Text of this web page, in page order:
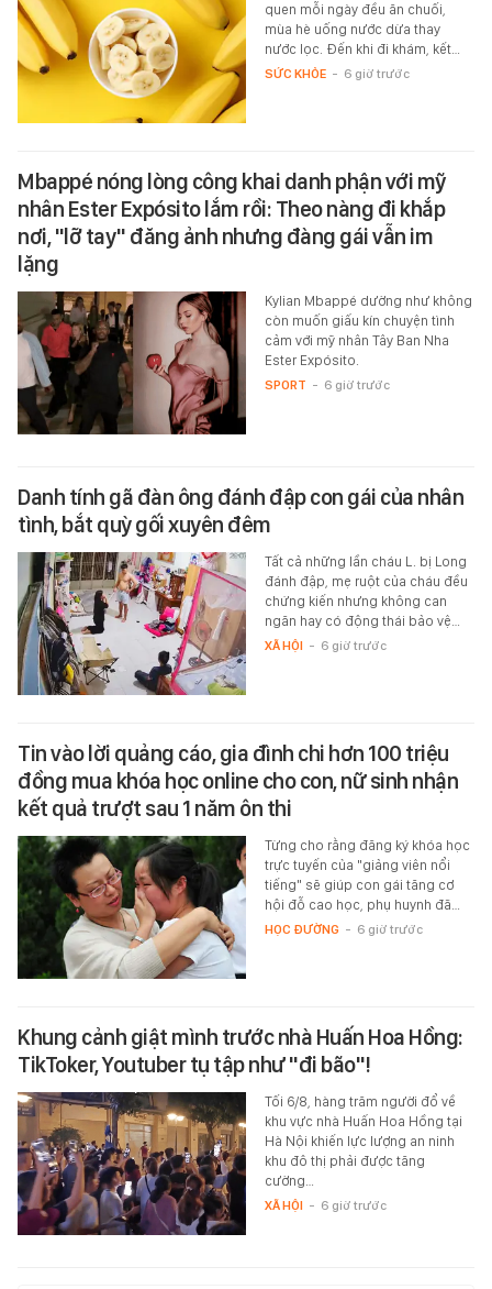
quen mỗi ngày đều ăn chuối,
mùa hè uống nước dừa thay
nước lọc. Đến khi đi khám, kết…
SỨC KHỎE - 6 giờ trước
Mbappé nóng lòng công khai danh phận với mỹ
nhân Ester Expósito lắm rồi: Theo nàng đi khắp
nơi, "lỡ tay" đăng ảnh nhưng đàng gái vẫn im
lặng
Kylian Mbappé dường như không
còn muốn giấu kín chuyện tình
cảm với mỹ nhân Tây Ban Nha
Ester Expósito.
SPORT - 6 giờ trước
Danh tính gã đàn ông đánh đập con gái của nhân
tình, bắt quỳ gối xuyên đêm
Tất cả những lần cháu L. bị Long
đánh đập, mẹ ruột của cháu đều
chứng kiến nhưng không can
ngăn hay có động thái bảo vệ…
XÃ HỘI - 6 giờ trước
Tin vào lời quảng cáo, gia đình chi hơn 100 triệu
đồng mua khóa học online cho con, nữ sinh nhận
kết quả trượt sau 1 năm ôn thi
Từng cho rằng đăng ký khóa học
trực tuyến của "giảng viên nổi
tiếng" sẽ giúp con gái tăng cơ
hội đỗ cao học, phụ huynh đã…
HỌC ĐƯỜNG - 6 giờ trước
Khung cảnh giật mình trước nhà Huấn Hoa Hồng:
TikToker, Youtuber tụ tập như "đi bão"!
Tối 6/8, hàng trăm người đổ về
khu vực nhà Huấn Hoa Hồng tại
Hà Nội khiến lực lượng an ninh
khu đô thị phải được tăng
cường…
XÃ HỘI - 6 giờ trước